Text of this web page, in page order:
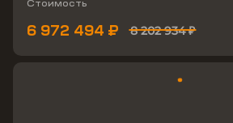
Стоимость
8 202 934 ₽
6 972 494 ₽